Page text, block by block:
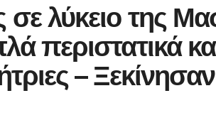
λύκειο της
περιστατικά
– Ξεκίνησαν